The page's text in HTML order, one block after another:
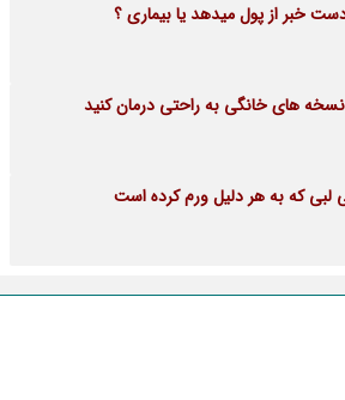
خبر از پول میدهد یا بیماری ؟
نسخه های خانگی به راحتی درمان کنید
لبی که به هر دلیل ورم کرده است